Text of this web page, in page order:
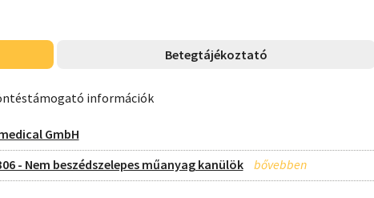
Betegtájékoztató
információk
GmbH
- Nem beszédszelepes műanyag kanülök